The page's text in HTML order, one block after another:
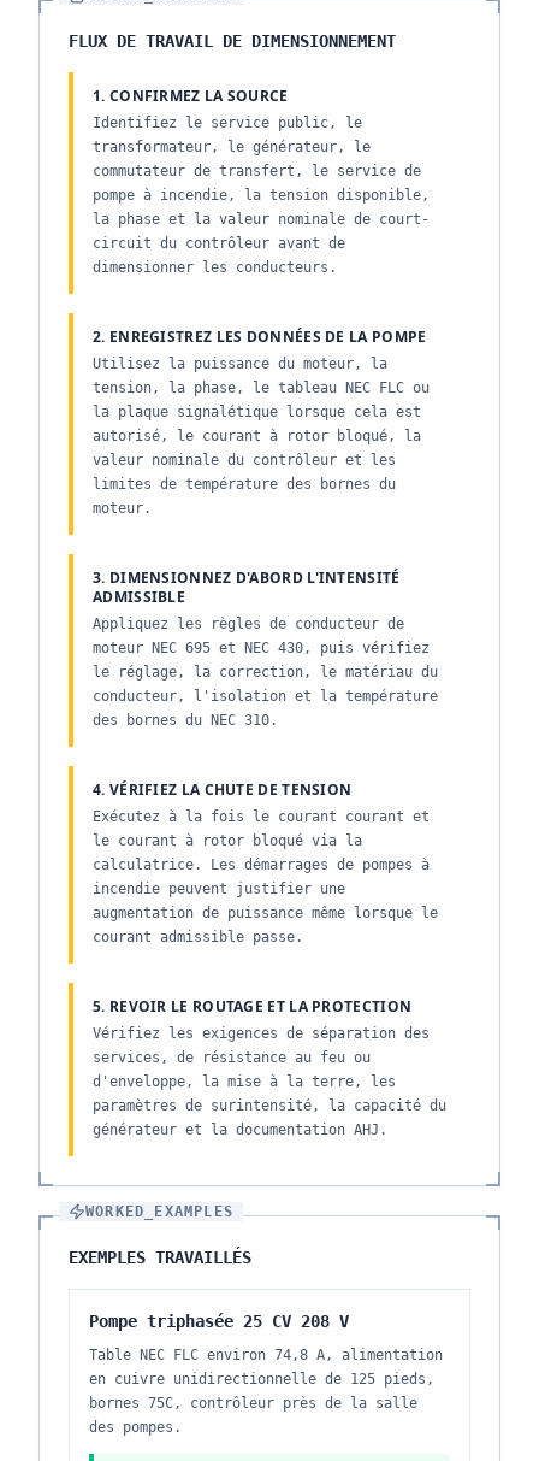
FLUX DE TRAVAIL DE DIMENSIONNEMENT
1. CONFIRMEZ LA SOURCE
Identifiez le service public, le
transformateur, le générateur, le
commutateur de transfert, le service de
pompe à incendie, la tension disponible,
la phase et la valeur nominale de court-
circuit du contrôleur avant de
dimensionner les conducteurs.
2. ENREGISTREZ LES DONNÉES DE LA POMPE
Utilisez la puissance du moteur, la
tension, la phase, le tableau NEC FLC ou
la plaque signalétique lorsque cela est
autorisé, le courant à rotor bloqué, la
valeur nominale du contrôleur et les
limites de température des bornes du
moteur.
3. DIMENSIONNEZ D'ABORD L'INTENSITÉ
ADMISSIBLE
Appliquez les règles de conducteur de
moteur NEC 695 et NEC 430, puis vérifiez
le réglage, la correction, le matériau du
conducteur, l'isolation et la température
des bornes du NEC 310.
4. VÉRIFIEZ LA CHUTE DE TENSION
Exécutez à la fois le courant courant et
le courant à rotor bloqué via la
calculatrice. Les démarrages de pompes à
incendie peuvent justifier une
augmentation de puissance même lorsque le
courant admissible passe.
5. REVOIR LE ROUTAGE ET LA PROTECTION
Vérifiez les exigences de séparation des
services, de résistance au feu ou
d'enveloppe, la mise à la terre, les
paramètres de surintensité, la capacité du
générateur et la documentation AHJ.
WORKED_EXAMPLES
EXEMPLES TRAVAILLÉS
Pompe triphasée 25 CV 208 V
Table NEC FLC environ 74,8 A, alimentation
en cuivre unidirectionnelle de 125 pieds,
bornes 75C, contrôleur près de la salle
des pompes.